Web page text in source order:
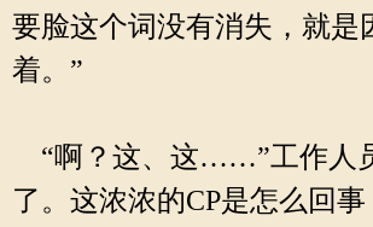
要脸这个词没有消失，就是
着。”
“啊？这、这……”工作人
了。这浓浓的CP是怎么回